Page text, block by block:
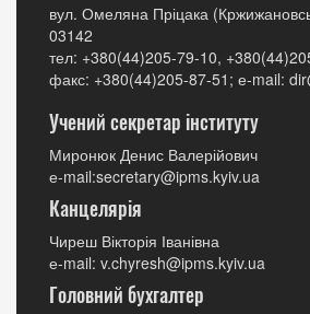
вул. Омеляна Пріцака
03142
тел: +380(44)205-79-10,
факс: +380(44)205-87-51; е-mail:
Учений секретар інституту
Миронюк Денис Валерійович
е-mail:secretary@ipms.kyiv.ua
Канцелярія
Чиреш Вікторія Іванівна
е-mail: v.chyresh@ipms.kyiv.ua
Головний бухгалтер